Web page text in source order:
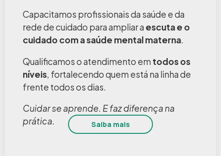
Capacitamos profissionais da saúde e da
rede de cuidado para ampliar a escuta e o
cuidado com a saúde mental materna.
Qualificamos o atendimento em todos os
níveis, fortalecendo quem está na linha de
frente todos os dias.
Cuidar se aprende. E faz diferença na
prática.
Saiba mais